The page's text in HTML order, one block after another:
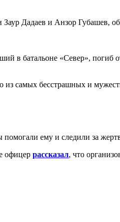
Дадаев и Анзор Губашев,
в батальоне «Север», погиб
из самых бесстрашных и
помогали ему и следили за
офицер рассказал, что